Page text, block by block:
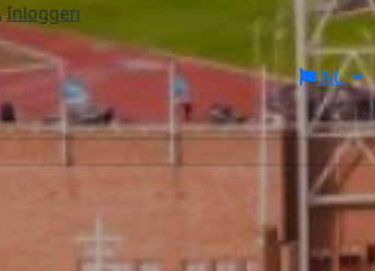
Inloggen
NL